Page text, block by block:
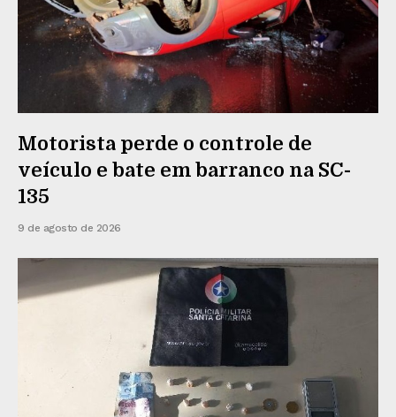
Motorista perde o controle de
veículo e bate em barranco na SC-
135
9 de agosto de 2026